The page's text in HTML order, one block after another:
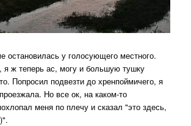
остановилась у голосующего местного.
ж теперь ас, могу и большую тушку
Попросил подвезти до хренпоймичего, я
Но все ок, на каком-то
меня по плечу и сказал "это здесь,